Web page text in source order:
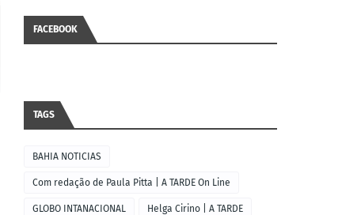
FACEBOOK
TAGS
BAHIA NOTICIAS
Com redação de Paula Pitta | A TARDE On Line
GLOBO INTANACIONAL Helga Cirino | A TARDE